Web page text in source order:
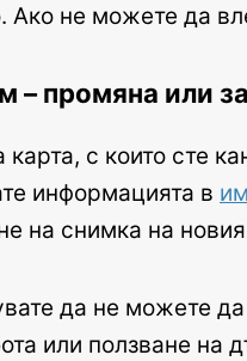
Ако не можете да
– промяна или
с които сте
информацията в
на снимка на
да не можете
или ползване на